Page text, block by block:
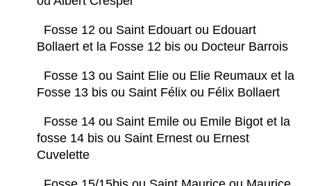
Fosse 12 ou Saint Edouart ou Edouart
Bollaert et la Fosse 12 bis ou Docteur Barrois
Fosse 13 ou Saint Elie ou Elie Reumaux et la
Fosse 13 bis ou Saint Félix ou Félix Bollaert
Fosse 14 ou Saint Emile ou Emile Bigot et la
fosse 14 bis ou Saint Ernest ou Ernest
Cuvelette